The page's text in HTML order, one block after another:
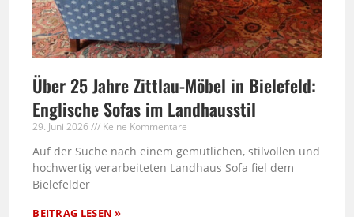
Über 25 Jahre Zittlau-Möbel in Bielefeld:
Englische Sofas im Landhausstil
29. Juni 2026 Keine Kommentare
Auf der Suche nach einem gemütlichen, stilvollen und
hochwertig verarbeiteten Landhaus Sofa fiel dem
Bielefelder
BEITRAG LESEN »